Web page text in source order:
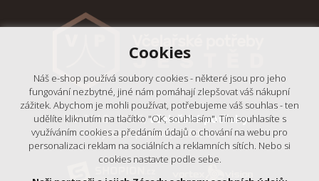
© 2018 - 2026, Včelařské potřeby
- Výrobní podnik Ještěd, s.r.o.
Cookies
Náš e-shop používá soubory cookies - některé jsou pro jeho
fungování nezbytné, jiné nám pomáhají zlepšovat váš nákupní
zážitek. Abychom je mohli používat, potřebujeme váš souhlas - ten
udělíte kliknutím na tlačítko "OK, souhlasím". Tím souhlasíte s
využíváním cookies a předáním údajů o chování na webu pro
personalizaci reklam na sociálních a reklamních sítích. Nebo si
cookies nastavte podle sebe.